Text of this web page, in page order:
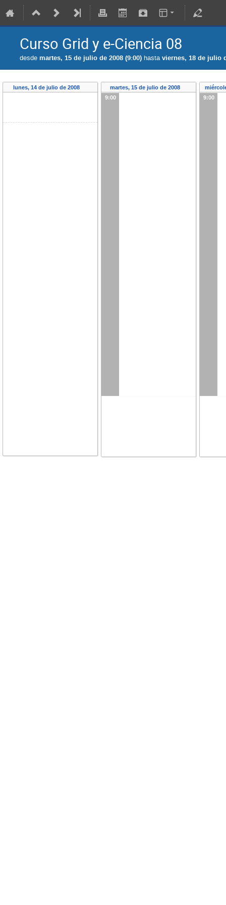
Curso Grid y e-Ciencia 08
desde martes, 15 de julio de 2008 (9:00) hastaviernes, 18 de julio
lunes, 14 de julio de 2008
martes, 15 de julio de 2008
9:00
9:00